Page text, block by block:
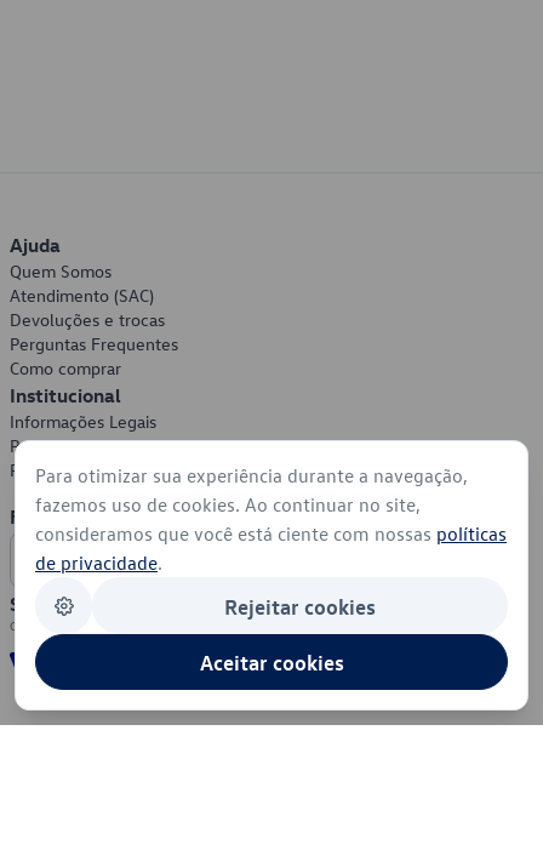
Ajuda
Quem Somos
Atendimento (SAC)
Devoluções e trocas
Perguntas Frequentes
Como comprar
Institucional
Informações Legais
Política de Privacidade
Política de Cookies
Formas de Pagamento
Segurança
Para otimizar sua experiência durante a navegação,
fazemos uso de cookies. Ao continuar no site,
consideramos que você está ciente com nossas políticas
de privacidade.
Rejeitar cookies
Aceitar cookies